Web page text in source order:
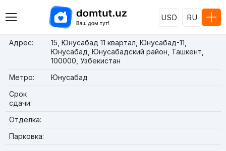
USD RU
Адрес:
15, Юнусабад 11 квартал, Юнусабад-11,
Юнусабад, Юнусабадский район, Ташкент,
100000, Узбекистан
Метро:
Юнусабад
Срок
сдачи:
Отделка:
Парковка: